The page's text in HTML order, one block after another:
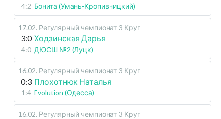
4:2 Бонита (Умань-Кропивницкий)
17.02. Регулярный чемпионат 3 Круг
3:0 Ходзинская Дарья
4:0 ДЮСШ №2 (Луцк)
16.02. Регулярный чемпионат 3 Круг
0:3 Плохотнюк Наталья
1:4 Evolution (Одесса)
16.02. Регулярный чемпионат 3 Круг